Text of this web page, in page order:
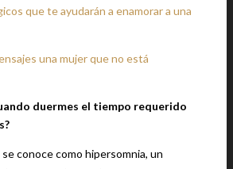
que te ayudarán a enamorar a una
una mujer que no está
duermes el tiempo requerido
conoce como hipersomnia, un